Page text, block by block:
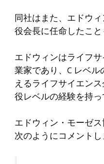
同社はまた、エドウ
役会長に任命したこと
エドウィンはライフ
業家であり、C レベ
えるライフサイエン
役レベルの経験を持っ
エドウィン・モーゼ
次のようにコメントし